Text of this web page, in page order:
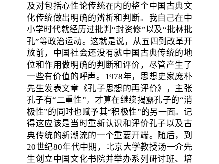
及对包括心性论传统在内的整个中国古典文
化传统做出明确的辨析和判断。我自己在中
小学时代就经历过批判“封资修”以及“批林批
孔”等政治运动。这就是说，从五四到改革开
放前，中国社会还没有就中国古典传统的地
位和作用做明确的判断和评价，尽管产生了
一些有价值的呼声。1978年，思想史家庞朴
先生发表文章《孔子思想的再评价》，主张
孔子有“二重性”，才算在继续揭露孔子的“消
极性”的同时也赋予其“积极性”的另一面。记
得这应该是当时重新认识和评价孔子以及古
典传统的新潮流的一个重要开端。随后，到
20世纪80年代中期，北京大学教授汤一介先
生创立中国文化书院并举办系列研讨班、培